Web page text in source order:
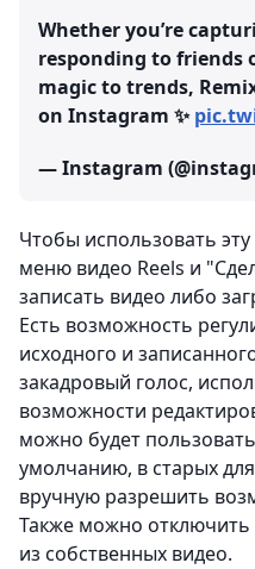
Whether you’re
responding to friends
magic to trends,
on Instagram ✨
— Instagram
Чтобы использовать
меню видео Reels и
записать видео либо
Есть возможность
исходного и
закадровый голос,
возможности
можно будет
умолчанию, в старых
вручную разрешить
Также можно отключить
из собственных видео.